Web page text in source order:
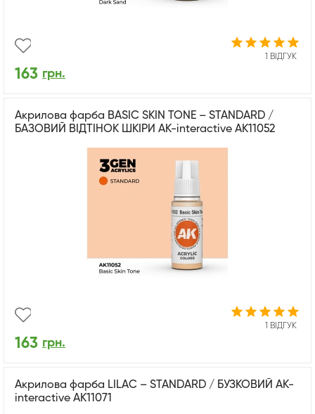
1 ВІДГУК
163 грн.
Акрилова фарба BASIC SKIN TONE – STANDARD /
БАЗОВИЙ ВІДТІНОК ШКІРИ AK-interactive AK11052
1 ВІДГУК
163 грн.
Акрилова фарба LILAC – STANDARD / БУЗКОВИЙ AK-
interactive AK11071